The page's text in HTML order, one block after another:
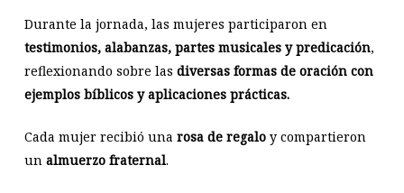
Durante la jornada, las mujeres participaron en
testimonios, alabanzas, partes musicales y predicación,
reflexionando sobre las diversas formas de oración con
ejemplos bíblicos y aplicaciones prácticas.
Cada mujer recibió una rosa de regaloy compartieron
un almuerzo fraternal.